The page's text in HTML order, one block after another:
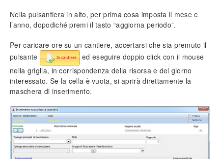
Inserimento nuovo cliente (o fornitore)
Importazione globale
Inserimento fornitori principali
Descrizione dei campi
Prezzi speciali
Anagrafica di magazzino
Articolo di magazzino
Codifica di un articolo
Gestione dei prezzi
Fornitori e codici aggiuntivi
Nella pulsantiera in alto, per prima cosa imposta il mese e
l’anno, dopodiché premi il tasto “aggiorna periodo”.
Per caricare ore su un cantiere, accertarsi che sia premuto il
pulsante
ed eseguire doppio click con il mouse
nella griglia, in corrispondenza della risorsa e del giorno
interessato. Se la cella è vuota, si aprirà direttamente la
maschera di inserimento.